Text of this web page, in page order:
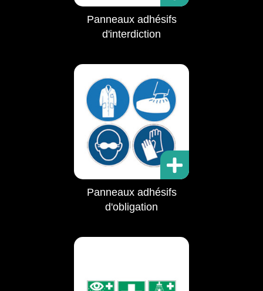
Panneaux adhésifs
d'interdiction
Panneaux adhésifs
d'obligation